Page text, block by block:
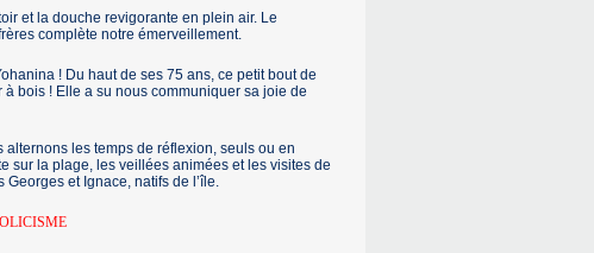
et la douche revigorante en plein air. Le
complète notre émerveillement.
! Du haut de ses 75 ans, ce petit bout de
bois ! Elle a su nous communiquer sa joie de
alternons les temps de réflexion, seuls ou en
sur la plage, les veillées animées et les visites de
et Ignace, natifs de l’île.